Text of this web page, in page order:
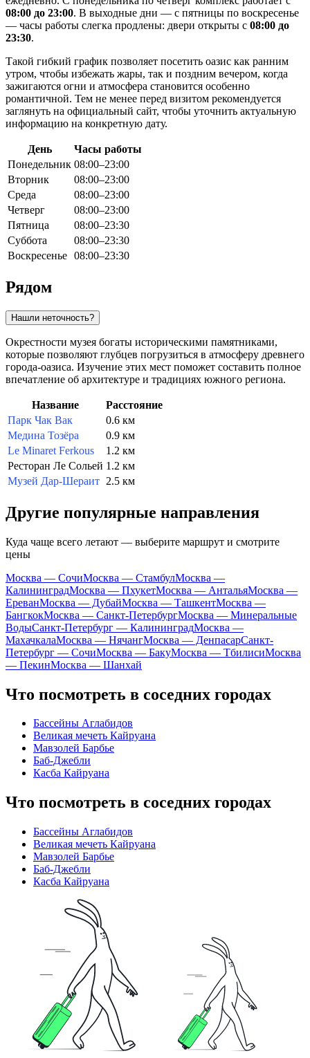
08:00 до 23:00. В выходные дни — с пятницы по воскресенье
— часы работы слегка продлены: двери открыты с 08:00 до
23:30.
Такой гибкий график позволяет посетить оазис как ранним
утром, чтобы избежать жары, так и поздним вечером, когда
зажигаются огни и атмосфера становится особенно
романтичной. Тем не менее перед визитом рекомендуется
заглянуть на официальный сайт, чтобы уточнить актуальную
информацию на конкретную дату.
День
Часы работы
Понедельник 08:00–23:00
Вторник
08:00–23:00
Среда
08:00–23:00
Четверг
08:00–23:00
Пятница
08:00–23:30
Суббота
08:00–23:30
Воскресенье 08:00–23:30
Рядом
Нашли неточность?
Окрестности музея богаты историческими памятниками,
которые позволяют глубцев погрузиться в атмосферу древнего
города-оазиса. Изучение этих мест поможет составить полное
впечатление об архитектуре и традициях южного региона.
Название
Расстояние
Парк Чак Вак
0.6 км
Медина Тозёра
0.9 км
Le Minaret Ferkous
1.2 км
Ресторан Ле Сольей 1.2 км
Музей Дар-Шераит 2.5 км
Другие популярные направления
Куда чаще всего летают — выберите маршрут и смотрите
цены
Москва — СочиМосква — СтамбулМосква —
КалининградМосква — ПхукетМосква — АнтальяМосква —
ЕреванМосква — ДубайМосква — ТашкентМосква —
БангкокМосква — Санкт-ПетербургМосква — Минеральные
ВодыСанкт-Петербург — КалининградМосква —
МахачкалаМосква — НячангМосква — ДенпасарСанкт-
Петербург — СочиМосква — БакуМосква — ТбилисиМосква
— ПекинМосква — Шанхай
Что посмотреть в соседних городах
Бассейны Аглабидов
Великая мечеть Кайруана
Мавзолей Барбье
Баб-Джебли
Касба Кайруана
Что посмотреть в соседних городах
Бассейны Аглабидов
Великая мечеть Кайруана
Мавзолей Барбье
Баб-Джебли
Касба Кайруана